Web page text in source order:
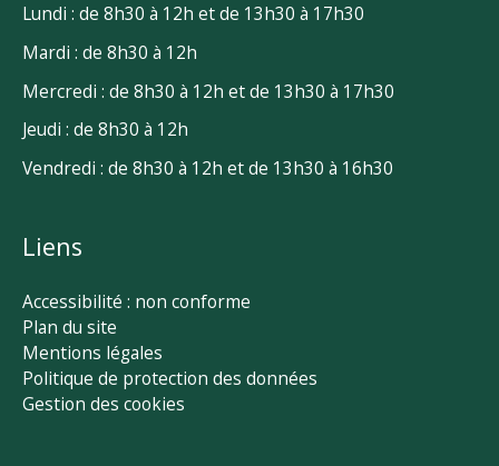
Lundi : de 8h30 à 12h et de 13h30 à 17h30
Mardi : de 8h30 à 12h
Mercredi : de 8h30 à 12h et de 13h30 à 17h30
Jeudi : de 8h30 à 12h
Vendredi : de 8h30 à 12h et de 13h30 à 16h30
Liens
Accessibilité : non conforme
Plan du site
Mentions légales
Politique de protection des données
Gestion des cookies